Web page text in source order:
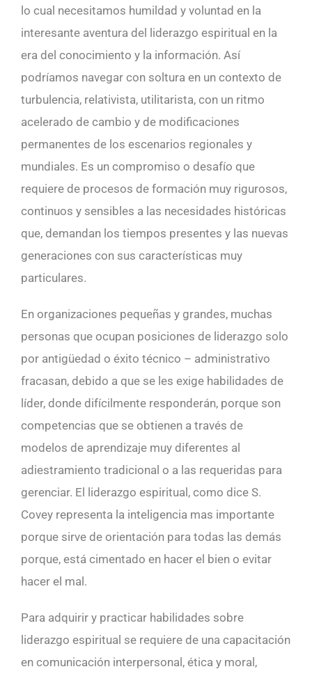
lo cual necesitamos humildad y voluntad en la
interesante aventura del liderazgo espiritual en la
era del conocimiento y la información. Así
podríamos navegar con soltura en un contexto de
turbulencia, relativista, utilitarista, con un ritmo
acelerado de cambio y de modificaciones
permanentes de los escenarios regionales y
mundiales. Es un compromiso o desafío que
requiere de procesos de formación muy rigurosos,
continuos y sensibles a las necesidades históricas
que, demandan los tiempos presentes y las nuevas
generaciones con sus características muy
particulares.
En organizaciones pequeñas y grandes, muchas
personas que ocupan posiciones de liderazgo solo
por antigüedad o éxito técnico – administrativo
fracasan, debido a que se les exige habilidades de
líder, donde difícilmente responderán, porque son
competencias que se obtienen a través de
modelos de aprendizaje muy diferentes al
adiestramiento tradicional o a las requeridas para
gerenciar. El liderazgo espiritual, como dice S.
Covey representa la inteligencia mas importante
porque sirve de orientación para todas las demás
porque, está cimentado en hacer el bien o evitar
hacer el mal.
Para adquirir y practicar habilidades sobre
liderazgo espiritual se requiere de una capacitación
en comunicación interpersonal, ética y moral,